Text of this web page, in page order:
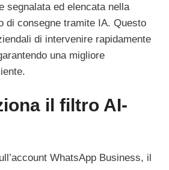
segnalata ed elencata nella
di consegne tramite IA. Questo
di intervenire rapidamente
una migliore
il filtro AI-
WhatsApp Business, il